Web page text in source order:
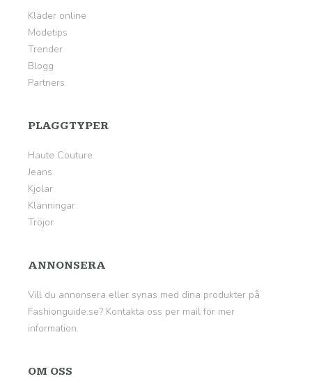
Kläder online
Modetips
Trender
Blogg
Partners
PLAGGTYPER
Haute Couture
Jeans
Kjolar
Klänningar
Tröjor
ANNONSERA
Vill du annonsera eller synas med dina produkter på
Fashionguide.se? Kontakta oss per mail för mer
information.
OM OSS